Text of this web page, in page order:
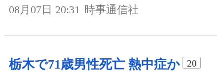
08月07日 20:31 時事通信社
栃木で71歳男性死亡 熱中症か 20